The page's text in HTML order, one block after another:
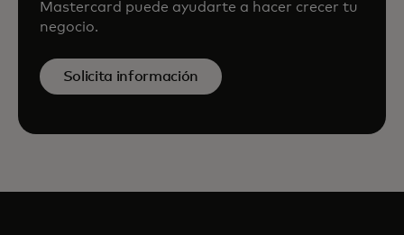
Mastercard puede ayudarte a hacer crecer tu
negocio.
Solicita información